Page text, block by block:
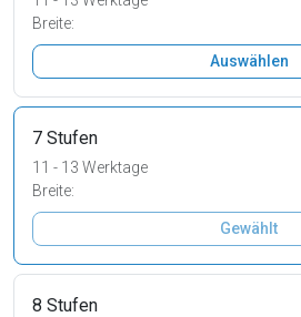
Breite:
Auswählen
7 Stufen
11 - 13 Werktage
Breite:
Gewählt
8 Stufen